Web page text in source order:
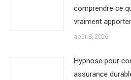
comprendre ce
vraiment apporter
août 8, 2026
Hypnose pour
assurance